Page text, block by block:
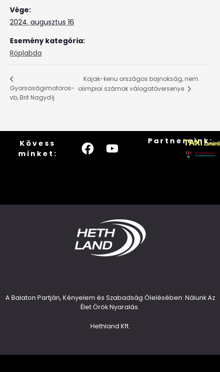
Vége:
2024. augusztus 16
Esemény kategória:
Röplabda
Gyorsaságimotoros-
vb, Brit Nagydíj
Kajak-kenu országos bajnokság, nem
olimpiai számok válogatóversenye
Kövess
minket:
Partnereink:
A Balaton Partján, Kényelem és Szabadság Ölelésében: Nálunk Az
Élet Örök Nyaralás.
Hethland Kft.